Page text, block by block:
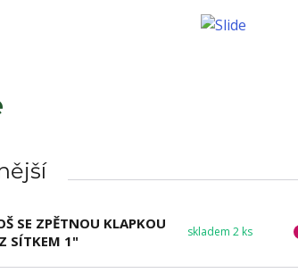
SE ZPĚTNOU KLAPKOU
SÍTKEM 1"
skladem 2 ks